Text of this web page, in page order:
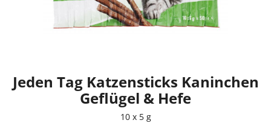
Jeden Tag Katzensticks Kaninchen
Geflügel & Hefe
10 x 5 g